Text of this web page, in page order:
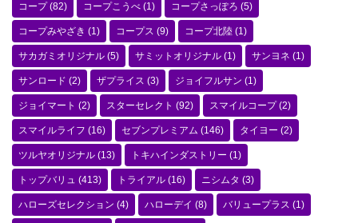
コープ(82) コープこうべ (1) コープさっぽろ (5)
コープみやざき (1) コープス (9) コープ北陸 (1)
サカガミオリジナル (5) サミットオリジナル (1) サンヨネ (1)
サンロード (2) ザプライス (3) ジョイフルサン (1)
ジョイマート (2) スターセレクト (92) スマイルコープ(2)
スマイルライフ (16) セブンプレミアム (146) タイヨー (2)
ツルヤオリジナル (13) トキハインダストリー (1)
トップバリュ (413) トライアル (16) ニシムタ (3)
ハローズセレクション (4) ハローデイ (8) バリュープラス (1)